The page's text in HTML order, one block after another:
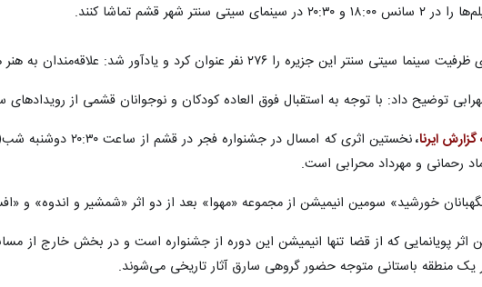
۱۸:۰۰ و ۲۰:۳۰ در سینمای سیتی سنتر شهر قشم تماشا کنند.
سیتی سنتر این جزیره را ۲۷۶ نفر عنوان کرد و یادآور شد: علاقه‌مندان به هنر هفتم می‌توانند بلیت فیلم‌های جشنواره را از باجه این سینما به صورت حضوری خریداری کنند.
توضیح داد: با توجه به استقبال فوق العاده کودکان و نوجوانان قشمی از
گزارش ایرنا،نخستین اثری که امسال در جشنواره فجر در قشم از ساعت ۲۰:۳۰ دوشنبه شب(۲۰ بهمن‌ماه) روی پرده سینما سیتی سنتر می‌رود، انیمیشن سینمایی
رحمانی و مهرداد محرابی است.
خورشید» سومین انیمیشن از مجموعه «مهوا» بعد از دو اثر «شمشیر و اندوه» و
یک منطقه باستانی متوجه حضور گروهی سارق آثار تاریخی می‌شوند.